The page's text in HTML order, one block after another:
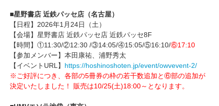
■星野書店 近鉄パッセ店（名古屋）
【日程】2026年1月24日（土）
【会場】星野書店 近鉄パッセ店 近鉄パッセ8F
【時間】①11:30/②12:30 /③14:05/④15:05/⑤16:10/⑥17:10
【参加メンバー】本田康祐、浦野秀太
【イベントURL】 https://hoshinoshoten.jp/event/owvevent-2/
※ご好評につき、各部の5冊券の枠の若干数追加と⑥部の追加が
決定いたしました！ 販売は10/25(土)18:00～となります。